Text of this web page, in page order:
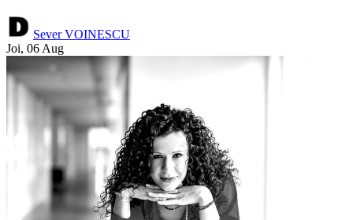
Sever VOINESCU
Joi, 06 Aug